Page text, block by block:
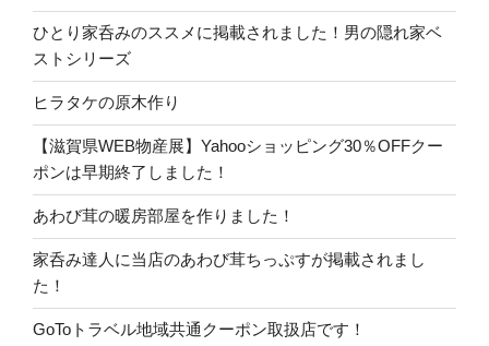
ひとり家呑みのススメに掲載されました！男の隠れ家ベ
ストシリーズ
ヒラタケの原木作り
【滋賀県WEB物産展】Yahooショッピング30％OFFクー
ポンは早期終了しました！
あわび茸の暖房部屋を作りました！
家呑み達人に当店のあわび茸ちっぷすが掲載されまし
た！
GoToトラベル地域共通クーポン取扱店です！